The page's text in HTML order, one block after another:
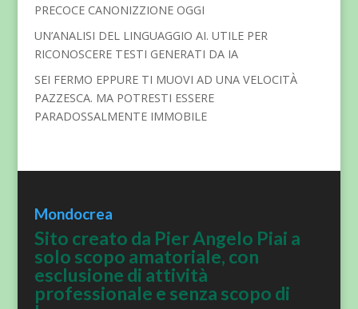
PRECOCE CANONIZZIONE OGGI
UN’ANALISI DEL LINGUAGGIO AI. UTILE PER
RICONOSCERE TESTI GENERATI DA IA
SEI FERMO EPPURE TI MUOVI AD UNA VELOCITÀ
PAZZESCA. MA POTRESTI ESSERE
PARADOSSALMENTE IMMOBILE
Mondocrea
Sito creato da Pier Angelo Piai a
solo scopo amatoriale, con
esclusione di attività
professionale e senza scopo di